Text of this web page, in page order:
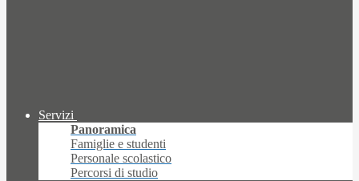
Servizi
Panoramica
Famiglie e studenti
Personale scolastico
Percorsi di studio